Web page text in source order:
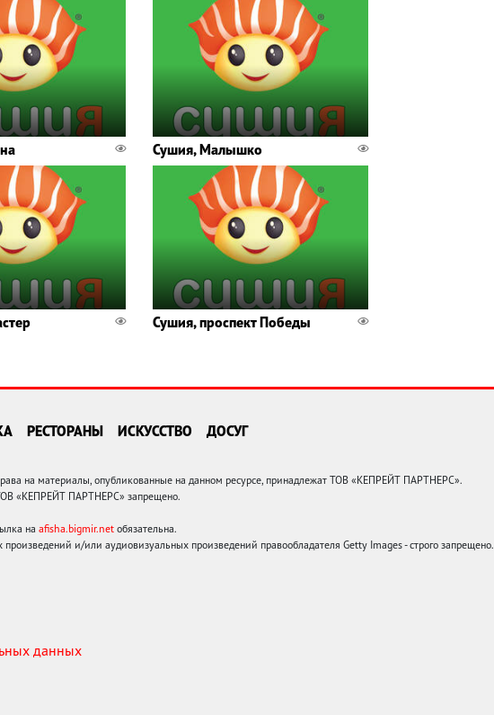
Сушия, Малышко
Сушия, проспект Победы
РЕСТОРАНЫ ИСКУССТВО ДОСУГ
на материалы, опубликованные на данном ресурсе, принадлежат ТОВ «КЕПРЕЙТ ПАРТНЕРС».
«КЕПРЕЙТ ПАРТНЕРС» запрещено.
на afisha.bigmir.net обязательна.
и/или аудиовизуальных произведений правообладателя Getty Images - строго запрещено.
данных